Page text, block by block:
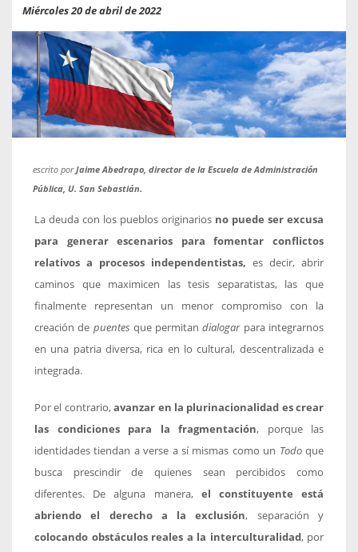
Miércoles 20 de abril de 2022
escrito porJaime Abedrapo, director de la Escuela de Administración
Pública, U. San Sebastián.
La deuda con los pueblos originarios no puede ser excusa
para generar escenarios para fomentar conflictos
relativos a procesos independentistas, es decir, abrir
caminos que maximicen las tesis separatistas, las que
finalmente representan un menor compromiso con la
creación de puentes que permitandialogarpara integrarnos
en una patria diversa, rica en lo cultural, descentralizada e
integrada.
Por el contrario,avanzar en la plurinacionalidad es crear
las condiciones para la fragmentación, porque las
identidades tiendan a verse a sí mismas como un Todoque
busca prescindir de quienes sean percibidos como
diferentes. De alguna manera, el constituyente está
abriendo el derecho a la exclusión, separación y
colocando obstáculos reales a la interculturalidad, por